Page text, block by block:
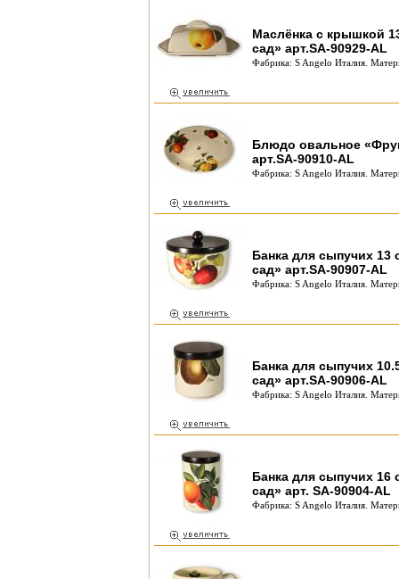
Маслёнка с крышкой
сад» арт.SA-90929-AL
Фабрика: S Angelo Италия.
Блюдо овальное
арт.SA-90910-AL
Фабрика: S Angelo Италия.
Банка для сыпучих 13
сад» арт.SA-90907-AL
Фабрика: S Angelo Италия.
Банка для сыпучих
сад» арт.SA-90906-AL
Фабрика: S Angelo Италия.
Банка для сыпучих 16
сад» арт. SA-90904-AL
Фабрика: S Angelo Италия.